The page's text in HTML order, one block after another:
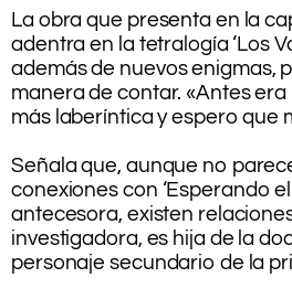
La obra que presenta en la
adentra en la tetralogía ‘Los
además de nuevos enigmas,
manera de contar. «Antes
más laberíntica y espero que
Señala que, aunque no
conexiones con ‘Esperando el
antecesora, existen
investigadora, es hija de la
personaje secundario de la